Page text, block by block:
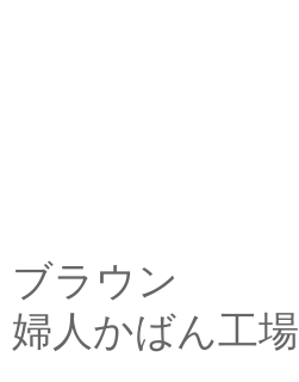
ブラウン
婦人かばん工場